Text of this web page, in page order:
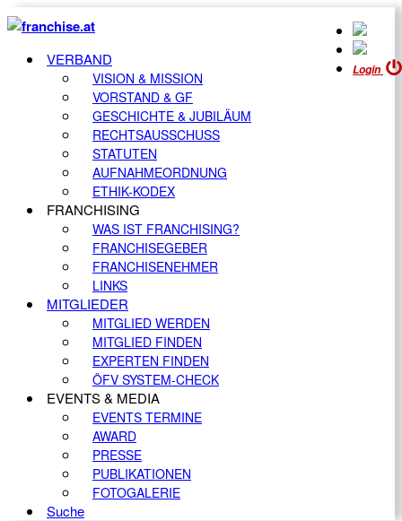
Login
VERBAND
VISION & MISSION
VORSTAND & GF
GESCHICHTE & JUBILÄUM
RECHTSAUSSCHUSS
STATUTEN
AUFNAHMEORDNUNG
ETHIK-KODEX
FRANCHISING
WAS IST FRANCHISING?
FRANCHISEGEBER
FRANCHISENEHMER
LINKS
MITGLIEDER
MITGLIED WERDEN
MITGLIED FINDEN
EXPERTEN FINDEN
ÖFV SYSTEM-CHECK
EVENTS & MEDIA
EVENTS TERMINE
AWARD
PRESSE
PUBLIKATIONEN
FOTOGALERIE
Suche